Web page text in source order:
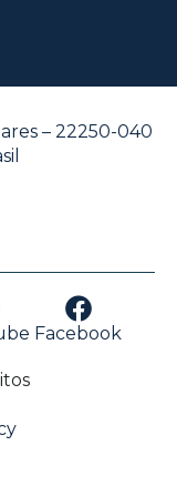
– 22250-040
Facebook